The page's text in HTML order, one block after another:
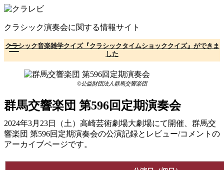
コ
テ
ン
ツ
へ
クラシック演奏会に関する情報サイト
クラシック音楽雑学クイズ『クラシックタイムショッククイズ』ができま
した
©公益財団法人群馬交響楽団
群馬交響楽団 第596回定期演奏会
2024年3月23日（土）高崎芸術劇場大劇場にて開催、群馬交
響楽団 第596回定期演奏会の公演記録とレビュー/コメントの
アーカイブページです。